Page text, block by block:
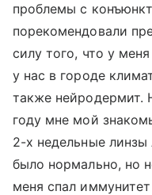
проблемы с
порекомендовали
силу того, что у
у нас в городе
также нейродермит.
году мне мой
2-х недельные линзы
было нормально, но
меня спал